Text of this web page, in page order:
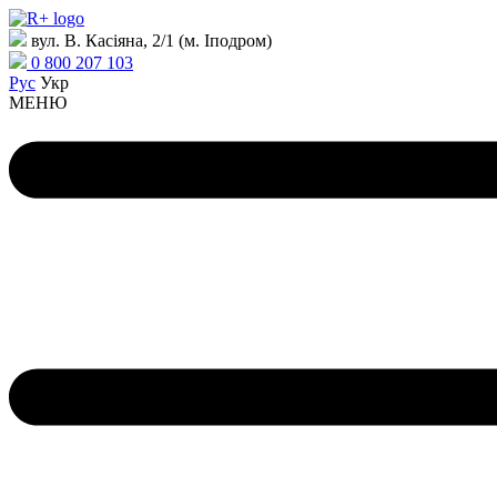
вул. В. Касіяна, 2/1 (м. Іподром)
0 800 207 103
Рус Укр
МЕНЮ